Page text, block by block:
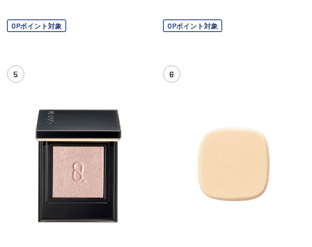
OPポイント対象 OPポイント対象
5 6